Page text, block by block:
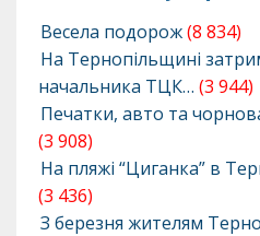
Весела подорож(8 834)
На Тернопільщині
начальника ТЦК… (3 944)
Печатки, авто та
(3 908)
На пляжі “Циганка” в
(3 436)
З березня жителям